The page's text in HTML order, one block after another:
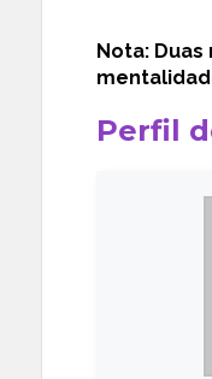
Nota:
Perfil